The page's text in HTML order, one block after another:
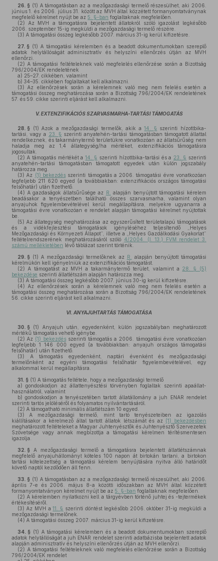
26. § (1) A támogatásban az a mezőgazdasági termelő részesülhet, aki 2006.
június 1. és 2006. július 31. között az MVH által közzétett formanyomtatványnak
megfelelő kérelmet nyújt be az 5. §-ban foglaltaknak megfelelően.
(2) Az MVH a támogatásra bejelentett állatokról szóló igazolást legkésőbb
2006. szeptember 15-ig megküldi a mezőgazdasági termelő részére.
(3) A támogatási összeg legkésőbb 2007. március 31-ig kerül kifizetésre.
27. § (1) A támogatási kérelemben és a beadott dokumentumokban szereplő
adatok helytállóságát adminisztratív és helyszíni ellenőrzés útján az MVH
ellenőrzi.
(2) A támogatási feltételeknek való megfelelés ellenőrzése során a Bizottság
796/2004/EK rendeletének
a) 25–27. cikkében, valamint
b) 34–35. cikkében foglaltakat kell alkalmazni.
(3) Az ellenőrzések során a kérelemnek való meg nem felelés esetén a
támogatási összeg meghatározása során a Bizottság 796/2004/EK rendeletének
57. és 59. cikke szerinti eljárást kell alkalmazni.
V. EXTENZIFIKÁCIÓS SZARVASMARHA-TARTÁSI TÁMOGATÁS
28. § (1) Azok a mezőgazdasági termelők, akik a14. § szerinti hízottbika-
tartási, vagy a 23. § szerinti anyatehén-tartási támogatásban támogatott állattal
rendelkeznek, és takarmánytermő területükre vonatkozóan az állatsűrűség nem
haladja meg az 1,4 állategység/ha mértéket, extenzifikációs támogatásra
jogosultak.
(2) A támogatás mértékét a14. § szerinti hízottbika-tartási és a 23. § szerinti
anyatehén-tartási támogatásban támogatott egyedek után külön jogszabály
határozza meg.
(3) Az (1) bekezdésszerinti támogatás a 2006. támogatási évre vonatkozóan
legfeljebb 211 620 egyed (a továbbiakban: extenzifikációs országos támogatási
felsőhatár) után fizethető.
(4) A gazdaságok állatsűrűsége az R.
alapján benyújtott támogatási kérelem
beadásakor a tenyészetben található összes szarvasmarha, valamint olyan
anyajuhok figyelembevételével kerül megállapításra, melyekre ugyanarra a
támogatási évre vonatkozóan e rendelet alapján támogatási kérelmet nyújtottak
be.
(5) Az állategység meghatározása az egyszerűsített területalapú támogatások
és a vidékfejlesztési támogatások igényléséhez teljesítendő „Helyes
Mezőgazdasági és Környezeti Állapot”, illetve a „Helyes Gazdálkodási Gyakorlat”
feltételrendszerének meghatározásáról szóló 4/2004. (I. 13.) FVM rendelet 3.
számú mellékletében lévő táblázat szerint történik.
29. § (1) A mezőgazdasági termelőknek az R.
alapján benyújtott támogatási
kérelmükön kell igényelniük az extenzifikációs támogatást.
(2) A támogatást az MVH a takarmánytermő terület, valamint a 28. § (5)
bekezdése szerinti állatlétszám alapján határozza meg.
(3) A támogatási összeg legkésőbb 2007. június 30-ig kerül kifizetésre.
(4) Az ellenőrzések során a kérelemnek való meg nem felelés esetén a
támogatási összeg meghatározása során a Bizottság 796/2004/EK rendeletének
56. cikke szerinti eljárást kell alkalmazni.
VI. ANYAJUHTARTÁS TÁMOGATÁSA
30. § (1)
Anyajuh után, egyedenként, külön jogszabályban meghatározott
mértékű támogatás vehető igénybe.
(2) Az (1) bekezdésszerinti támogatás a 2006. támogatási évre vonatkozóan
legfeljebb 1 146 000 egyed (a továbbiakban: anyajuh országos támogatási
felsőhatár) után fizethető.
(3) A támogatás egyedenként, naptári évenként és mezőgazdasági
termelőnként az egyéni támogatási felsőhatár figyelembevételével, egy
alkalommal kerül megállapításra.
31. § (1) A támogatás feltétele, hogy a mezőgazdasági termelő
a) gondoskodjon az állattenyésztési törvényben foglaltak szerinti apaállat-
használatról, valamint
b) gondoskodjon a tenyészetében tartott állatállomány a juh ENAR rendelet
szerinti tartós jelöléséről és folyamatos nyilvántartásáról.
(2) A támogatható minimális állatlétszám 10 egyed.
(3) A mezőgazdasági termelő, mint tartó tenyészeteiben az igazolás
kiállításakor a kérelmező által tartott állatok létszámát és az (1) bekezdésben
meghatározott feltételeket a Magyar Juhtenyésztők és Juhtenyésztő Szervezetek
Szövetsége vagy annak megbízottja a támogatási kérelmen térítésmentesen
igazolja.
32. § A mezőgazdasági termelő a támogatásra bejelentett állatlétszámnak
megfelelő anyajuhállományt köteles 100 napon át birtokán tartani, a birtokon
tartási kötelezettség a támogatási kérelem benyújtására nyitva álló határidőt
követő naptól kezdődően áll fenn.
33. § (1) A támogatásban az a mezőgazdasági termelő részesülhet, aki 2006.
április 7-e és 2006. május 8-a közötti időszakban az MVH által közzétett
formanyomtatványon kérelmet nyújt be az 5. §-ban foglaltaknak megfelelően.
(2) A kérelemben nyilatkozni kell a tárgyévben történő juhtej és -tejtermékek
értékesítéséről.
(3) Az MVH a11. § szerinti döntést legkésőbb 2006. október 31-ig megküldi a
mezőgazdasági termelőnek.
(4) A támogatási összeg 2007. március 31-ig kerül kifizetésre.
34. § (1) A támogatási kérelemben és a beadott dokumentumokban szereplő
adatok helytállóságát a juh ENAR rendelet szerinti adatbázisba bejelentett adatok
alapján adminisztratív és helyszíni ellenőrzés útján az MVH ellenőrzi.
(2) A támogatási feltételeknek való megfelelés ellenőrzése során a Bizottság
796/2004/EK rendelet